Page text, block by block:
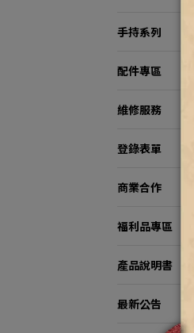
手持系列
配件專區
維修服務
登錄表單
商業合作
福利品專區
產品說明書
最新公告